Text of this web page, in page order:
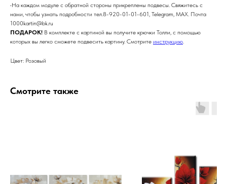
•На каждом модуле с обратной стороны прикреплены подвесы. Свяжитесь с
нами, чтобы узнать подробности тел.8-920-01-01-601, Telegram, MAX. Почта
1000kartin@bk.ru
ПОДАРОК! В комплекте с картиной вы получите крючки Толли, с помощью
которых вы легко сможете подвесить картину. Смотрите инструкцию.
Цвет: Розовый
Смотрите также